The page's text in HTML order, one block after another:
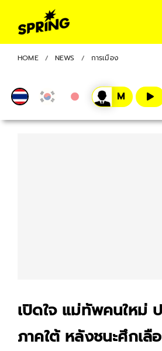
HOME NEWS การเมือง
เปิดใจ แม่ทัพคนใหม่
ภาคใต้ หลังชนะศึกเ